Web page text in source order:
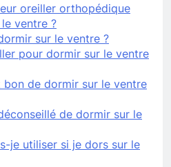
oreiller orthopédique
ventre ?
sur le ventre ?
pour dormir sur le ventre
bon de dormir sur le ventre
de dormir sur le
je utiliser si je dors sur le